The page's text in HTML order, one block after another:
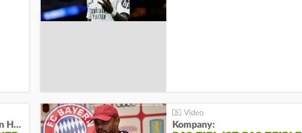
Vor dem Auftakt-Knaller gegen Hertha: Kompany: